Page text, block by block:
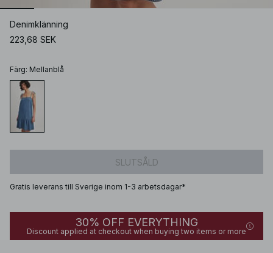
Denimklänning
223,68 SEK
Färg: Mellanblå
SLUTSÅLD
Gratis leverans till Sverige inom 1-3 arbetsdagar*
30% OFF EVERYTHING
Discount applied at checkout when buying two items or more